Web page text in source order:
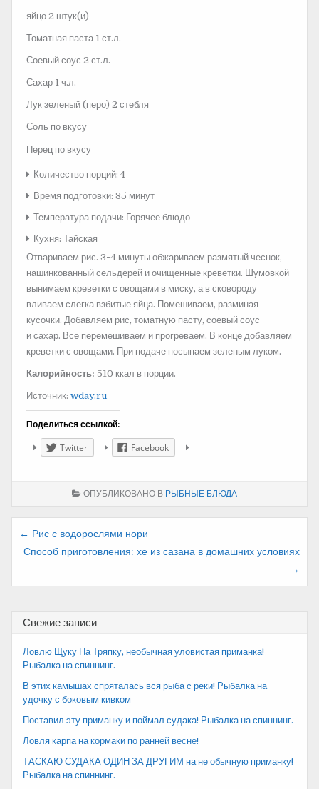
яйцо 2 штук(и)
Томатная паста 1 ст.л.
Соевый соус 2 ст.л.
Сахар 1 ч.л.
Лук зеленый (перо) 2 стебля
Соль по вкусу
Перец по вкусу
Количество порций: 4
Время подготовки: 35 минут
Температура подачи: Горячее блюдо
Кухня: Тайская
Отвариваем рис. 3−4 минуты обжариваем размятый чеснок,
нашинкованный сельдерей и очищенные креветки. Шумовкой
вынимаем креветки с овощами в миску, а в сковороду
вливаем слегка взбитые яйца. Помешиваем, разминая
кусочки. Добавляем рис, томатную пасту, соевый соус
и сахар. Все перемешиваем и прогреваем. В конце добавляем
креветки с овощами. При подаче посыпаем зеленым луком.
Калорийность: 510 ккал в порции.
Источник: wday.ru
Поделиться ссылкой:
Twitter Facebook
ОПУБЛИКОВАНО В РЫБНЫЕ БЛЮДА
Навигация
по
записям
← Рис с водорослями нори
Способ приготовления: хе из сазана в домашних условиях
→
Свежие записи
Ловлю Щуку На Тряпку, необычная уловистая приманка!
Рыбалка на спиннинг.
В этих камышах спряталась вся рыба с реки! Рыбалка на
удочку с боковым кивком
Поставил эту приманку и поймал судака! Рыбалка на спиннинг.
Ловля карпа на кормаки по ранней весне!
ТАСКАЮ СУДАКА ОДИН ЗА ДРУГИМ на не обычную приманку!
Рыбалка на спиннинг.